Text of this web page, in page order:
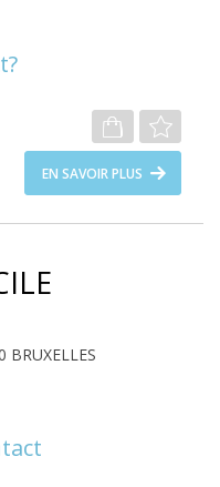
EN SAVOIR PLUS